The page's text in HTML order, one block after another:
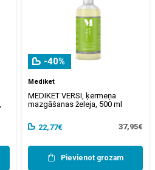
-40%
Mediket
MEDIKET VERSI, ķermeņa
mazgāšanas želeja, 500 ml
22,77€ 37,95€
Pievienot grozam